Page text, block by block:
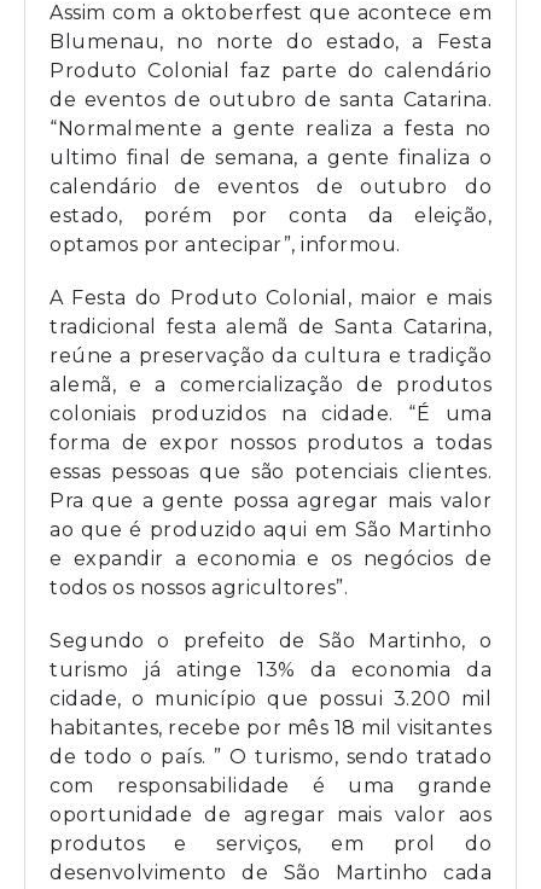
Assim com a oktoberfest que acontece em
Blumenau, no norte do estado, a Festa
Produto Colonial faz parte do calendário
de eventos de outubro de santa Catarina.
“Normalmente a gente realiza a festa no
ultimo final de semana, a gente finaliza o
calendário de eventos de outubro do
estado, porém por conta da eleição,
optamos por antecipar”, informou.
A Festa do Produto Colonial, maior e mais
tradicional festa alemã de Santa Catarina,
reúne a preservação da cultura e tradição
alemã, e a comercialização de produtos
coloniais produzidos na cidade. “É uma
forma de expor nossos produtos a todas
essas pessoas que são potenciais clientes.
Pra que a gente possa agregar mais valor
ao que é produzido aqui em São Martinho
e expandir a economia e os negócios de
todos os nossos agricultores”.
Segundo o prefeito de São Martinho, o
turismo já atinge 13% da economia da
cidade, o município que possui 3.200 mil
habitantes, recebe por mês 18 mil visitantes
de todo o país. ” O turismo, sendo tratado
com responsabilidade é uma grande
oportunidade de agregar mais valor aos
produtos e serviços, em prol do
desenvolvimento de São Martinho cada